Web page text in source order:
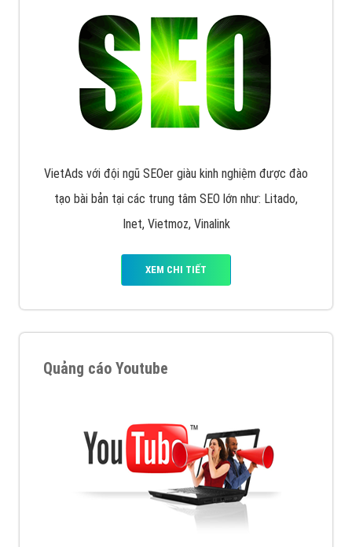
VietAds với đội ngũ SEOer giàu kinh nghiệm được đào
tạo bài bản tại các trung tâm SEO lớn như: Litado,
Inet, Vietmoz, Vinalink
XEM CHI TIẾT
Quảng cáo Youtube